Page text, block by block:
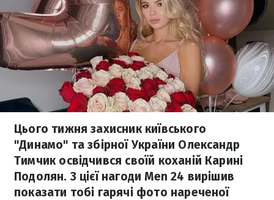
Цього тижня захисник київського
"Динамо" та збірної України Олександр
Тимчик освідчився своїй коханій Карині
Подолян. З цієї нагоди Men 24 вирішив
показати тобі гарячі фото нареченої